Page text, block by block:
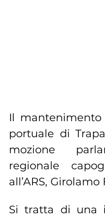
Il mantenimento
portuale di
mozione
regionale
all’ARS, Girolamo
Si tratta di una